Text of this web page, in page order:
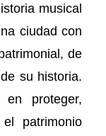
musical
ciudad con
de
su historia.
proteger,
patrimonio